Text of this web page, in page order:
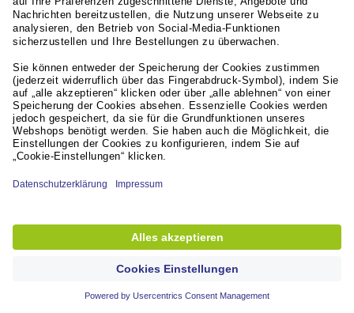
ab einem Bestellwert von CHF 50.-
Lieferung am nächsten Arbeitstag*
für Bestellungen vor 17:00 Uhr
RÜCKGABERECHT
innerhalb von 30 Tagen
Weiterführende Links
Aktuelles / Presse